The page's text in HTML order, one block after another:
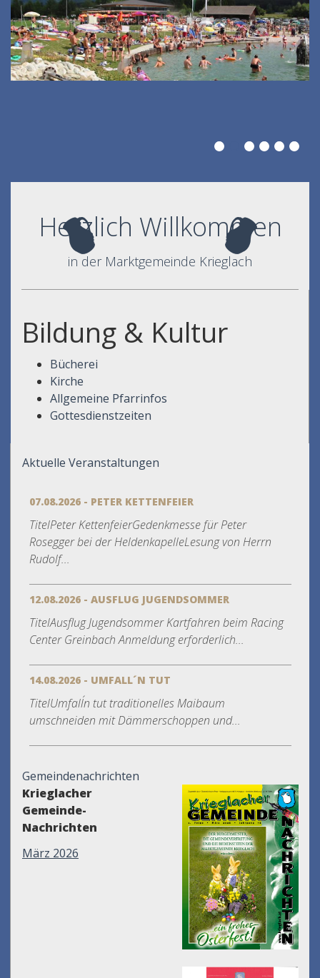
Herzlich Willkommen
in der Marktgemeinde Krieglach
Bildung & Kultur
Bücherei
Kirche
Allgemeine Pfarrinfos
Gottesdienstzeiten
Aktuelle Veranstaltungen
07.08.2026 - PETER KETTENFEIER
TitelPeter KettenfeierGedenkmesse für Peter
Rosegger bei der HeldenkapelleLesung von Herrn
Rudolf...
12.08.2026 - AUSFLUG JUGENDSOMMER
TitelAusflug Jugendsommer Kartfahren beim Racing
Center Greinbach Anmeldung erforderlich...
14.08.2026 - UMFALL´N TUT
TitelUmfall´n tut traditionelles Maibaum
umschneiden mit Dämmerschoppen und...
Gemeindenachrichten
Krieglacher
Gemeinde-
Nachrichten
März 2026